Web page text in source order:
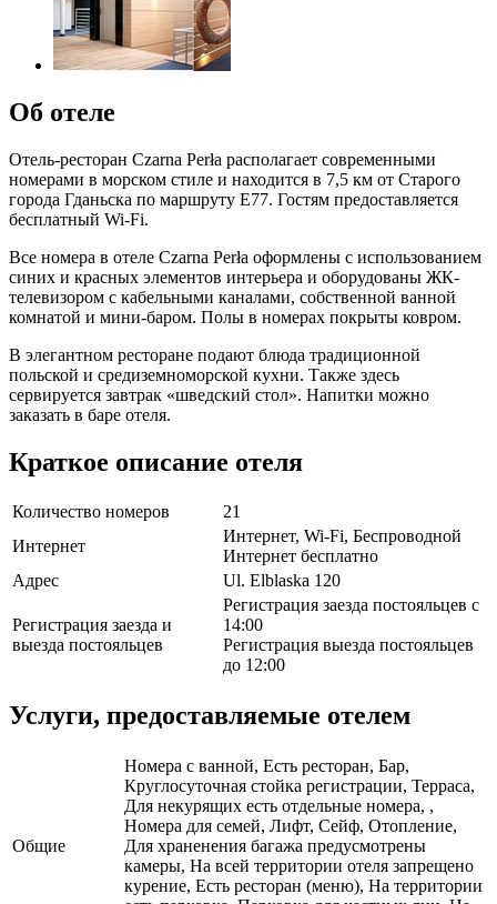
Об отеле
Отель-ресторан Czarna Perła располагает современными
номерами в морском стиле и находится в 7,5 км от Старого
города Гданьска по маршруту E77. Гостям предоставляется
бесплатный Wi-Fi.
Все номера в отеле Czarna Perła оформлены с использованием
синих и красных элементов интерьера и оборудованы ЖК-
телевизором с кабельными каналами, собственной ванной
комнатой и мини-баром. Полы в номерах покрыты ковром.
В элегантном ресторане подают блюда традиционной
польской и средиземноморской кухни. Также здесь
сервируется завтрак «шведский стол». Напитки можно
заказать в баре отеля.
Краткое описание отеля
Количество номеров
21
Интернет
Интернет, Wi-Fi, Беспроводной
Интернет бесплатно
Адрес
Ul. Elblaska 120
Регистрация заезда и
выезда постояльцев
Регистрация заезда постояльцев с
14:00
Регистрация выезда постояльцев
до 12:00
Услуги, предоставляемые отелем
Общие
Номера с ванной, Есть ресторан, Бар,
Круглосуточная стойка регистрации, Терраса,
Для некурящих есть отдельные номера, ,
Номера для семей, Лифт, Сейф, Отопление,
Для храненения багажа предусмотрены
камеры, На всей территории отеля запрещено
курение, Есть ресторан (меню), На территории